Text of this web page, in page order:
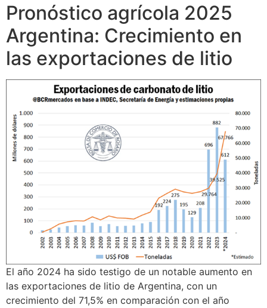
Pronóstico agrícola 2025
Argentina: Crecimiento en
las exportaciones de litio
El año 2024 ha sido testigo de un notable aumento en
las exportaciones de litio de Argentina, con un
crecimiento del 71,5% en comparación con el año